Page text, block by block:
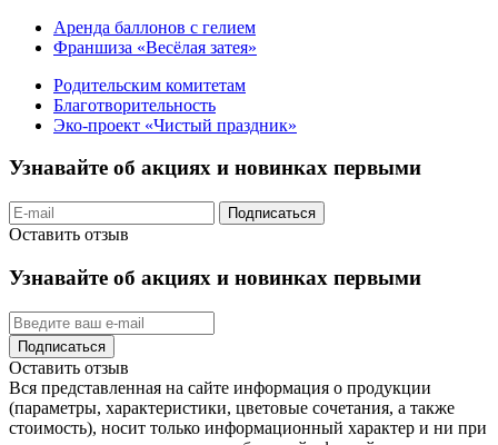
Аренда баллонов с гелием
Франшиза «Весёлая затея»
Родительским комитетам
Благотворительность
Эко-проект «Чистый праздник»
Узнавайте об акциях и новинках первыми
Подписаться
Оставить отзыв
Узнавайте об акциях и новинках первыми
Подписаться
Оставить отзыв
Вся представленная на сайте информация о продукции
(параметры, характеристики, цветовые сочетания, а также
стоимость), носит только информационный характер и ни при